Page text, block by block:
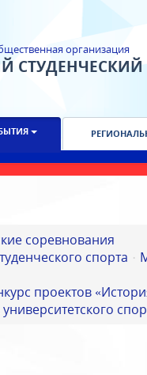
организация
соревнования
спорта
проектов